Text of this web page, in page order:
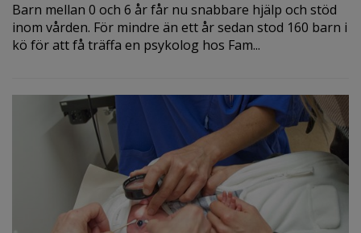
Barn mellan 0 och 6 år får nu snabbare hjälp och stöd
inom vården. För mindre än ett år sedan stod 160 barn i
kö för att få träffa en psykolog hos Fam...